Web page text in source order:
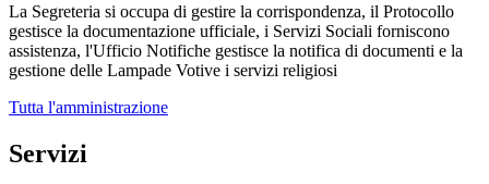
La Segreteria si occupa di gestire la corrispondenza, il Protocollo
gestisce la documentazione ufficiale, i Servizi Sociali forniscono
assistenza, l'Ufficio Notifiche gestisce la notifica di documenti e la
gestione delle Lampade Votive i servizi religiosi
Tutta l'amministrazione
Servizi